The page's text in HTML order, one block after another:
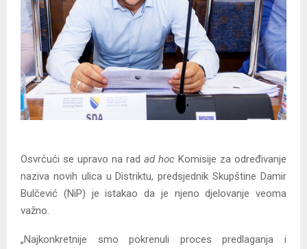
Osvrćući se upravo na rad ad hoc Komisije za određivanje
naziva novih ulica u Distriktu, predsjednik Skupštine Damir
Bulčević (NiP) je istakao da je njeno djelovanje veoma
važno.
„Najkonkretnije smo pokrenuli proces predlaganja i